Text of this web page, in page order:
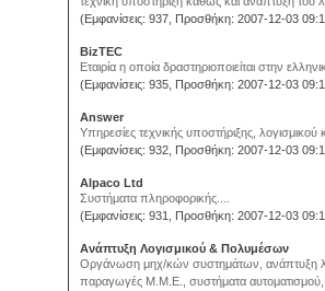
(Εμφανίσεις: 937, Προσθήκη: 2007-12-03
BizTEC
Eταιρία η οποία δραστηριοποιείται στην
(Εμφανίσεις: 935, Προσθήκη: 2007-12-03
Answer
Υπηρεσίες τεχνικής υποστήριξης, λογισμικού
(Εμφανίσεις: 932, Προσθήκη: 2007-12-03
Alpaco Ltd
Συστήματα πληροφορικής....
(Εμφανίσεις: 931, Προσθήκη: 2007-12-03
Ανάπτυξη Λογισμικού & Πολυμέσων
Οργάνωση μηχ/κών συστημάτων, ανάπτυξη
παραγωγές Μ.Μ.Ε., συστήματα